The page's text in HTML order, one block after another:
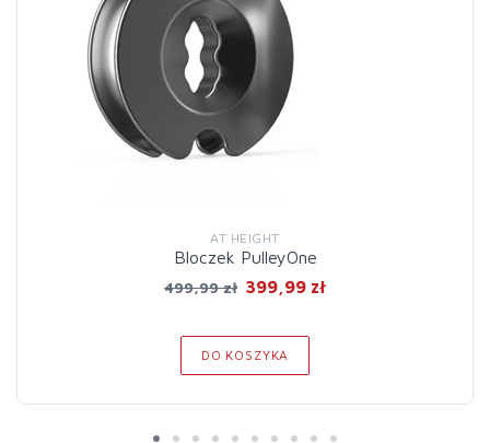
AT HEIGHT
Bloczek PulleyOne
499,99 zł 399,99 zł
DO KOSZYKA